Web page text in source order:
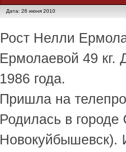
Дата: 26 июня 2010
Рост Нелли
Ермолаевой 49 кг.
1986 года.
Пришла на
Родилась в городе
Новокуйбышевск).